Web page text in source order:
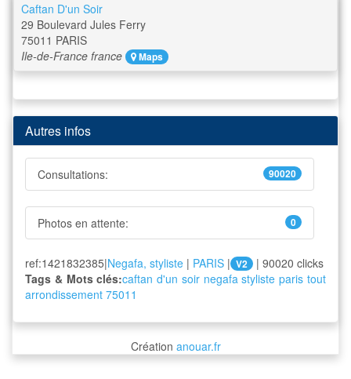
Caftan D'un Soir
29 Boulevard Jules Ferry
75011 PARIS
Ile-de-France france Maps
Autres infos
Consultations: 90020
Photos en attente: 0
ref:1421832385|Negafa, styliste | PARIS | V2
| 90020 clicks
Tags & Mots clés:caftan d'un soir negafa styliste paris tout
arrondissement 75011
Création anouar.fr